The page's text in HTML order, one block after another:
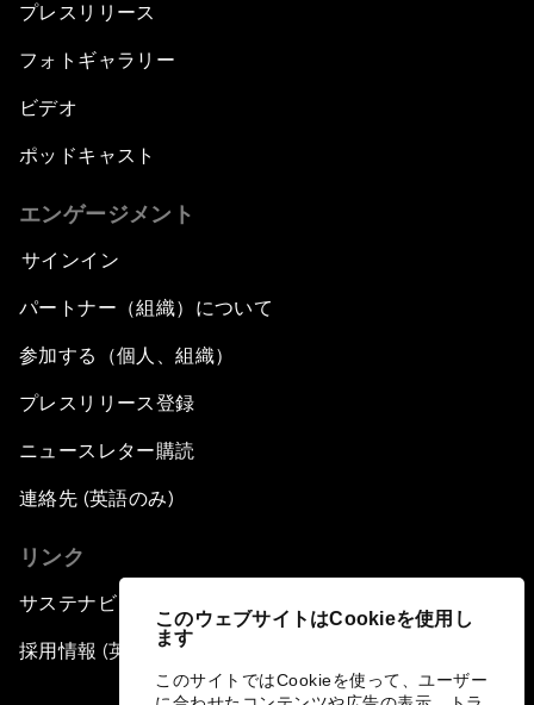
このウェブサイトはCookieを使用し
ます
このサイトではCookieを使って、ユーザー
プレスリリース
フォトギャラリー
ビデオ
ポッドキャスト
エンゲージメント
サインイン
パートナー（組織）について
参加する（個人、組織）
プレスリリース登録
ニュースレター購読
連絡先 (英語のみ)
リンク
サステナビリティへの取り組み
採用情報 (英語のみ)